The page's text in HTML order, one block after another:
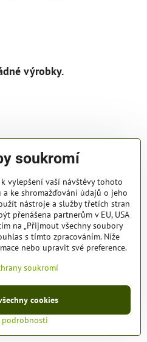
Zásady ochrany soukromí
ByznysWeb.cz
soukromí
vylepšení vaší návštěvy tohoto
ke shromažďování údajů o jeho
nástroje a služby třetích stran
přenášena partnerům v EU, USA
na „Přijmout všechny soubory
s tímto zpracováním. Níže
nebo upravit své preference.
soukromí
podrobnosti
cookies